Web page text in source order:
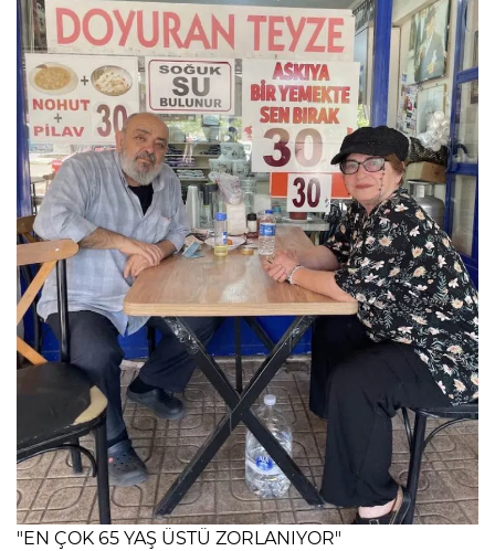
"EN ÇOK 65 YAŞ ÜSTÜ ZORLANIYOR"